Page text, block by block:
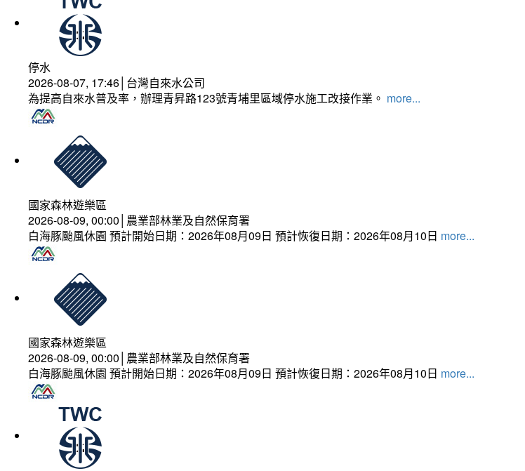
停水
2026-08-07, 17:46│台灣自來水公司
為提高自來水普及率，辦理青昇路123號青埔里區域停水施工改接作業。 more...
國家森林遊樂區
2026-08-09, 00:00│農業部林業及自然保育署
白海豚颱風休園 預計開始日期：2026年08月09日 預計恢復日期：2026年08月10日 more...
國家森林遊樂區
2026-08-09, 00:00│農業部林業及自然保育署
白海豚颱風休園 預計開始日期：2026年08月09日 預計恢復日期：2026年08月10日 more...